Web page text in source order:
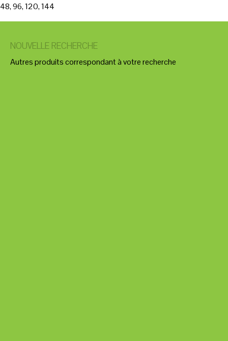
48, 96, 120, 144
NOUVELLE RECHERCHE
Autres produits correspondant à votre recherche